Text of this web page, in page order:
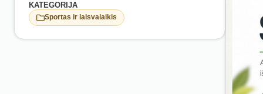
KATEGORIJA
Sportas ir laisvalaikis